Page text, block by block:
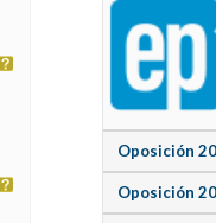
Oposición
Oposición